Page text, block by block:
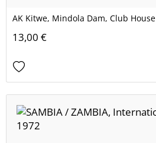
AK Kitwe, Mindola Dam, Club House
13,00 €